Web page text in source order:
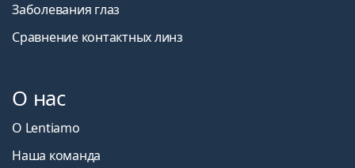
Заболевания глаз
Сравнение контактных линз
О нас
О Lentiamo
Наша команда